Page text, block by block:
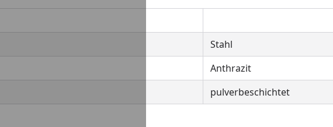
Stahl
Anthrazit
pulverbeschichtet